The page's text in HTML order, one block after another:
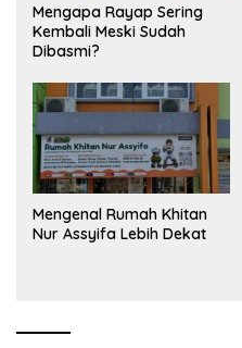
Mengapa Rayap Sering
Kembali Meski Sudah
Dibasmi?
Mengenal Rumah Khitan
Nur Assyifa Lebih Dekat